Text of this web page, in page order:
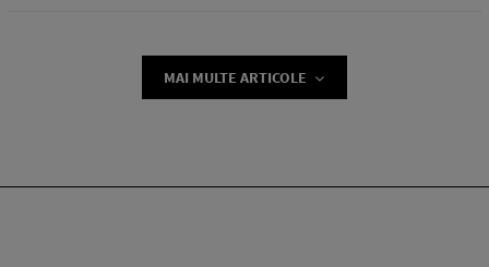
MAI MULTE ARTICOLE